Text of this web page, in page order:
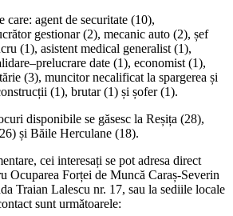
care: agent de securitate (10),
gestionar (2), mecanic auto (2), șef
(1), asistent medical generalist (1),
date (1), economist (1),
(3), muncitor necalificat la spargerea și
(1), brutar (1) și șofer (1).
disponibile se găsesc la Reșița (28),
și Băile Herculane (18).
cei interesați se pot adresa direct
Ocuparea Forței de Muncă Caraș-Severin
Traian Lalescu nr. 17, sau la sediile locale
sunt următoarele: